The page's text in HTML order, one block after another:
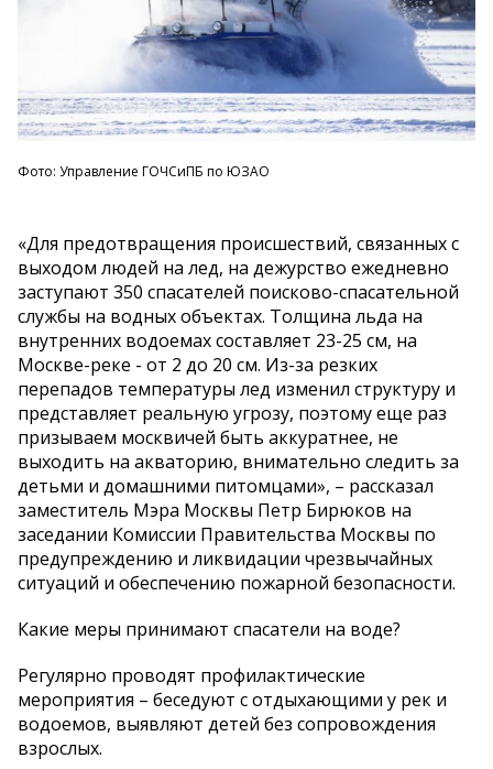
Фото: Управление ГОЧСиПБ по ЮЗАО
«Для предотвращения происшествий, связанных с
выходом людей на лед, на дежурство ежедневно
заступают 350 спасателей поисково-спасательной
службы на водных объектах. Толщина льда на
внутренних водоемах составляет 23-25 см, на
Москве-реке - от 2 до 20 см. Из-за резких
перепадов температуры лед изменил структуру и
представляет реальную угрозу, поэтому еще раз
призываем москвичей быть аккуратнее, не
выходить на акваторию, внимательно следить за
детьми и домашними питомцами», – рассказал
заместитель Мэра Москвы Петр Бирюков на
заседании Комиссии Правительства Москвы по
предупреждению и ликвидации чрезвычайных
ситуаций и обеспечению пожарной безопасности.
Какие меры принимают спасатели на воде?
Регулярно проводят профилактические
мероприятия – беседуют с отдыхающими у рек и
водоемов, выявляют детей без сопровождения
взрослых.